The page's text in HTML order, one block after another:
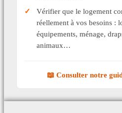
Vérifier que le logement
réellement à vos besoins :
équipements, ménage,
animaux…
📖 Consulter notre